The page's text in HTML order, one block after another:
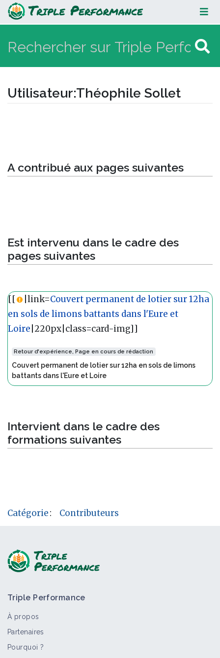
Théophile Sollet
Utilisateur:Théophile Sollet
A contribué aux pages suivantes
Est intervenu dans le cadre des
pages suivantes
[[ |link=Couvert permanent de lotier sur 12ha
en sols de limons battants dans l'Eure et
Loire |220px|class=card-img]]
Retour d'expérience, Page en cours de rédaction
Couvert permanent de lotier sur 12ha en sols de limons
battants dans l'Eure et Loire
Intervient dans le cadre des
formations suivantes
Catégorie: Contributeurs
Triple Performance
À propos
Partenaires
Pourquoi ?